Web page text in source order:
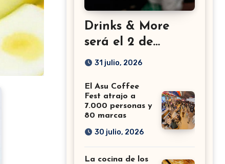
Drinks & More
será el 2 de
setiembre en el
31 julio, 2026
El Asu Coffee
Fest atrajo a
7.000 personas y
80 marcas
30 julio, 2026
La cocina de los